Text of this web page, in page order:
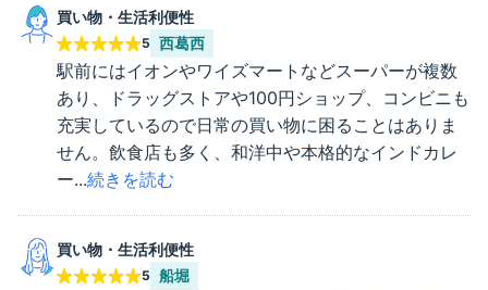
買い物・生活利便性
5 西葛西
駅前にはイオンやワイズマートなどスーパーが複数
あり、ドラッグストアや100円ショップ、コンビニも
充実しているので日常の買い物に困ることはありま
せん。飲食店も多く、和洋中や本格的なインドカレ
ー...続きを読む
買い物・生活利便性
5 船堀